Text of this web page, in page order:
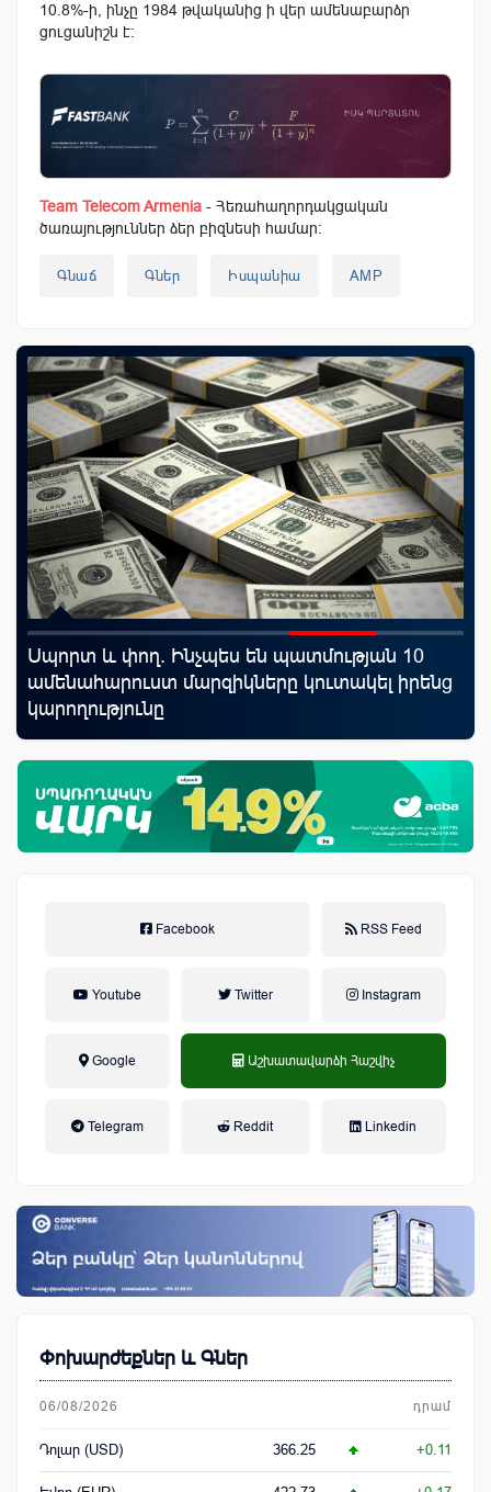
10.8%-ի, ինչը 1984 թվականից ի վեր ամենաբարձր
ցուցանիշն է։
Team Telecom Armenia - Հեռահաղորդակցական
ծառայություններ ձեր բիզնեսի համար:
Գնաճ Գներ Իսպանիա AMP
Սպորտ և փող. Ինչպես են պատմության 10
ամենահարուստ մարզիկները կուտակել իրենց
կարողությունը
Facebook RSS Feed
Youtube Twitter Instagram
Google Աշխատավարձի Հաշվիչ
Telegram Reddit Linkedin
Փոխարժեքներ և Գներ
06/08/2026 դրամ
Դոլար (USD) 366.25 +0.11